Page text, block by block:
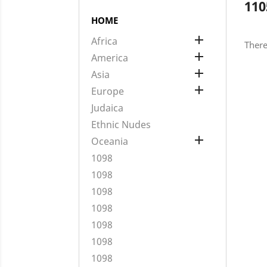
HOME
Africa 
America 
Asia 
Europe 
Judaica
Ethnic Nudes
Oceania

1098
1098
1098
1098
1098
1098
1098